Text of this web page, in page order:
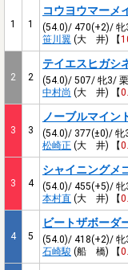
1 1
コウヨウマーメ
(54.0)/ 470(+2)/ 牝
笹川翼 (大 井) 【
2 2
テイエスヒガシ
(54.0)/ 507/ 牝3/
中村尚 (大 井) 【
3 3
ノーブルマイン
(54.0)/ 377(±0)/ 牝
松崎正 (大 井) 【
3 4
シャイニングメ
(54.0)/ 455(+5)/ 牝
本村直 (大 井) 【
4 5
ビートザボーダ
(54.0)/ 418(+2)/ 牝
石崎駿 (船 橋) 【